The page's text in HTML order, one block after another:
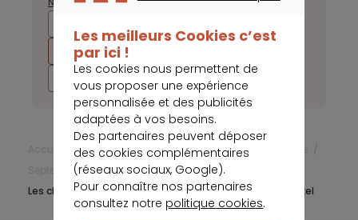
2021
2020
Frais bancaires
Actualités Frais bancaires
Septembre 2021
Les chèques désormais acceptés par la néobanque Nickel
Les meilleurs Cookies c’est
par ici !
Les cookies nous permettent de
vous proposer une expérience
personnalisée et des publicités
adaptées à vos besoins.
Des partenaires peuvent déposer
des cookies complémentaires
(réseaux sociaux, Google).
Pour connaître nos partenaires
consultez notre politique cookies.